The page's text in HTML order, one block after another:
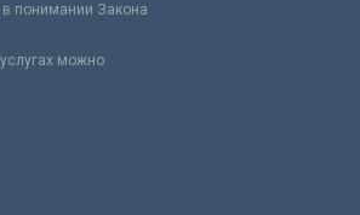
в понимании Закона
можно